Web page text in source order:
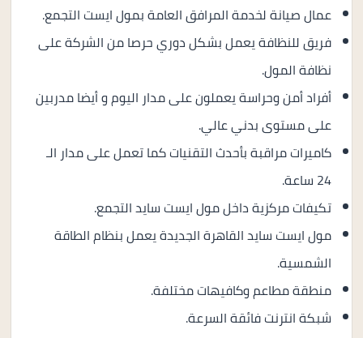
عمال صيانة لخدمة المرافق العامة بمول ايست التجمع.
فريق للنظافة يعمل بشكل دوري حرصا من الشركة على
نظافة المول.
أفراد أمن وحراسة يعملون على مدار اليوم و أيضا مدربين
على مستوى بدني عالي.
كاميرات مراقبة بأحدث التقنيات كما تعمل على مدار الـ
24 ساعة.
تكيفات مركزية داخل مول ايست سايد التجمع.
مول ايست سايد القاهرة الجديدة يعمل بنظام الطاقة
الشمسية.
منطقة مطاعم وكافيهات مختلفة.
شبكة انترنت فائقة السرعة.